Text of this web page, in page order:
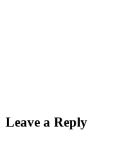
Leave a Reply